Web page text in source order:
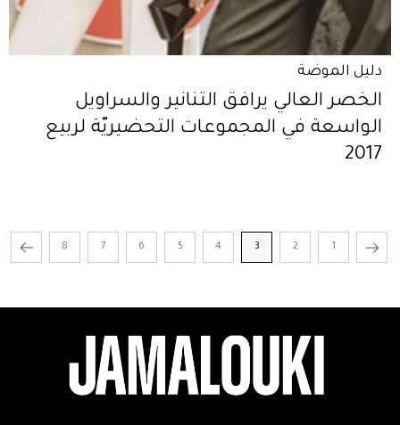
دليل الموضة
الخصر العالي يرافق التنانير والسراويل
الواسعة في المجموعات التحضيريّة لربيع
2017
1
2
3
4
5
6
7
8